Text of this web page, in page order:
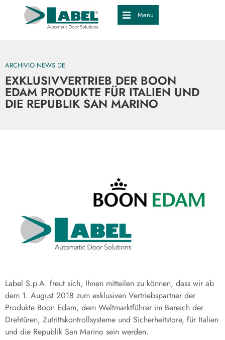
Menu
ARCHIVIO NEWS DE
EXKLUSIVVERTRIEB DER BOON
EDAM PRODUKTE FÜR ITALIEN UND
DIE REPUBLIK SAN MARINO
Label S.p.A. freut sich, Ihnen mitteilen zu können, dass wir ab
dem 1. August 2018 zum exklusiven Vertriebspartner der
Produkte Boon Edam, dem Weltmarktführer im Bereich der
Drehtüren, Zutrittskontrollsysteme und Sicherheitstore, für Italien
und die Republik San Marino sein werden.